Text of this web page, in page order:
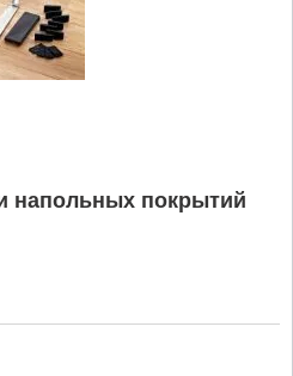
напольных покрытий